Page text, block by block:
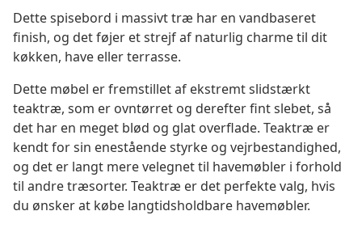
Dette spisebord i massivt træ har en vandbaseret
finish, og det føjer et strejf af naturlig charme til dit
køkken, have eller terrasse.
Dette møbel er fremstillet af ekstremt slidstærkt
teaktræ, som er ovntørret og derefter fint slebet, så
det har en meget blød og glat overflade. Teaktræ er
kendt for sin enestående styrke og vejrbestandighed,
og det er langt mere velegnet til havemøbler i forhold
til andre træsorter. Teaktræ er det perfekte valg, hvis
du ønsker at købe langtidsholdbare havemøbler.